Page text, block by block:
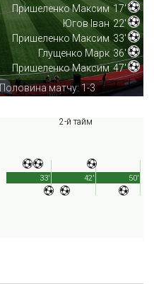
Пришеленко Максим 17'
Югов Іван 22'
Пришеленко Максим 33'
Глущенко Марк 36'
Пришеленко Максим 47'
Половина матчу: 1-3
2-й тайм
50'
33' 42'